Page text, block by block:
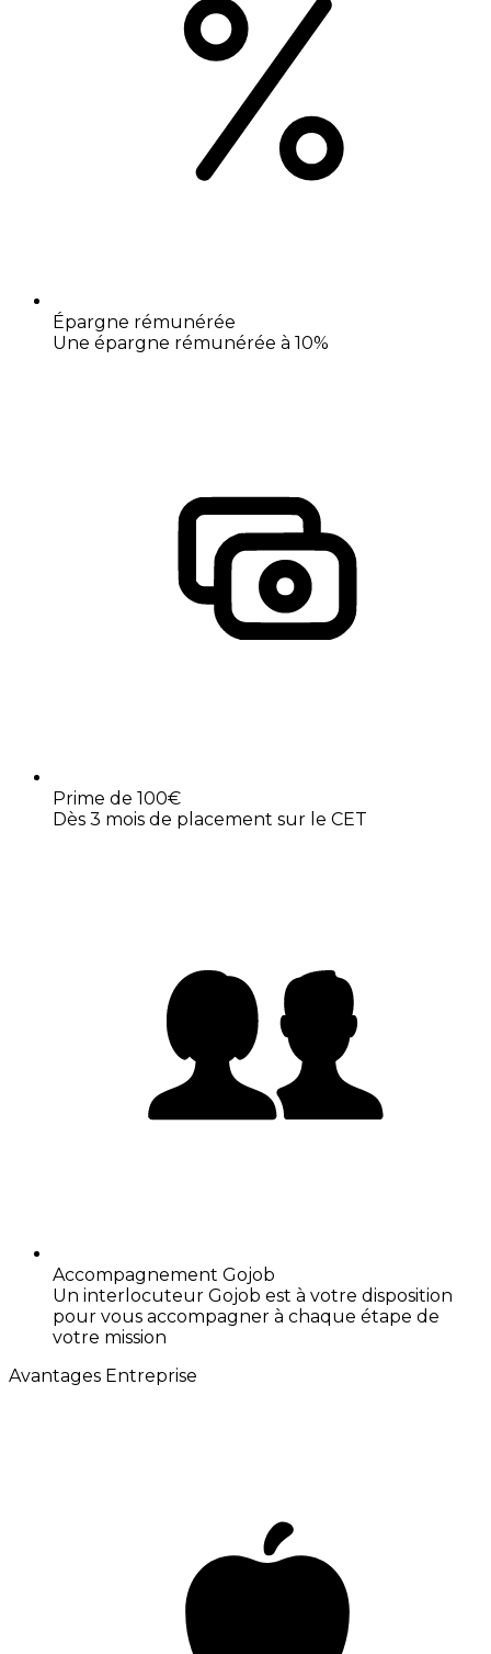
Épargne rémunérée
Une épargne rémunérée à 10%
Prime de 100€
Dès 3 mois de placement sur le CET
Accompagnement Gojob
Un interlocuteur Gojob est à votre disposition
pour vous accompagner à chaque étape de
votre mission
Avantages Entreprise